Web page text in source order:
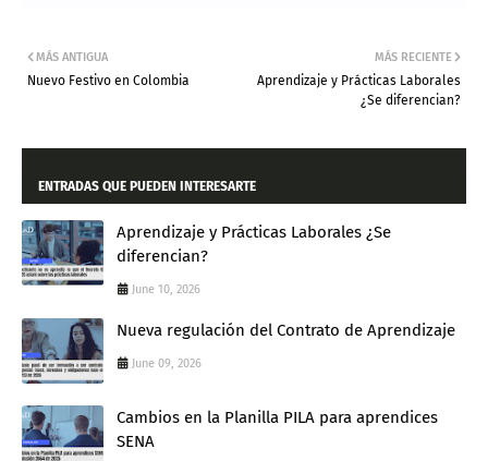
MÁS RECIENTE
Aprendizaje y Prácticas Laborales
¿Se diferencian?
MÁS ANTIGUA
Nuevo Festivo en Colombia
ENTRADAS QUE PUEDEN INTERESARTE
Aprendizaje y Prácticas Laborales ¿Se
diferencian?
June 10, 2026
Nueva regulación del Contrato de Aprendizaje
June 09, 2026
Cambios en la Planilla PILA para aprendices
SENA